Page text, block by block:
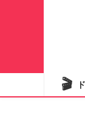
🎬